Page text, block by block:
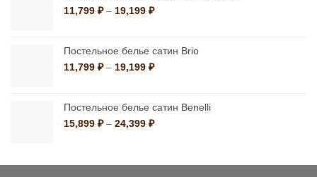
10,790 ₽
11,799 ₽ – 19,199 ₽Диапазон
–
19,199 ₽
Постельное белье сатин Brio
11,799 ₽ – 19,199 ₽Диапазон
–
19,199 ₽
Постельное белье сатин Benelli
15,899 ₽ – 24,399 ₽Диапазон
–